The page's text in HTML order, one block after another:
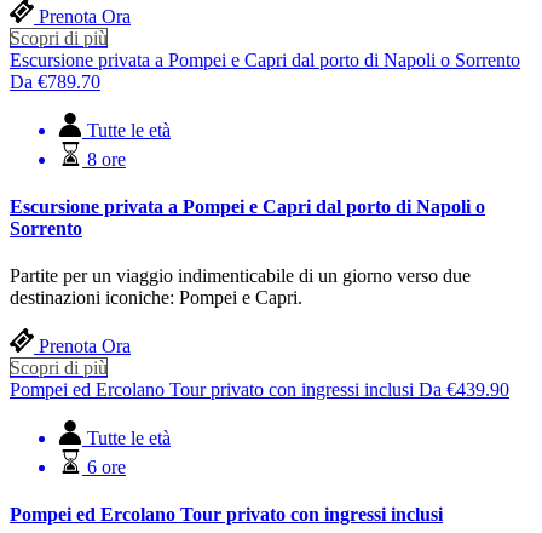
Prenota Ora
Scopri di più
Escursione privata a Pompei e Capri dal porto di Napoli o Sorrento
Da €789.70
Tutte le età
8 ore
Escursione privata a Pompei e Capri dal porto di Napoli o
Sorrento
Partite per un viaggio indimenticabile di un giorno verso due
destinazioni iconiche: Pompei e Capri.
Prenota Ora
Scopri di più
Pompei ed Ercolano Tour privato con ingressi inclusi Da €439.90
Tutte le età
6 ore
Pompei ed Ercolano Tour privato con ingressi inclusi